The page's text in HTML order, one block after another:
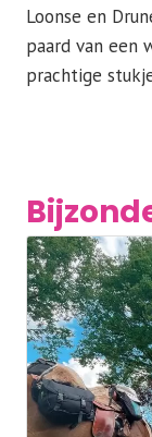
Loonse en
paard van een
prachtige